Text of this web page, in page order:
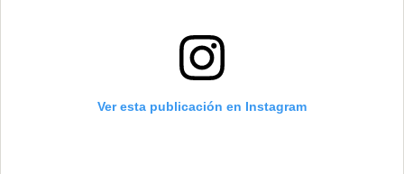
Ver esta publicación en Instagram